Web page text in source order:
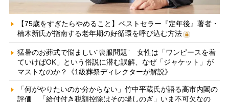
【75歳をすぎたらやめること】ベストセラー『定年後』著者・
楠木新氏が指南する老年期の好循環を呼び込む方法
猛暑のお葬式で悩ましい“喪服問題” 女性は「ワンピースを着
ていけばOK」という俗説に潜む誤解、なぜ「ジャケット」が
マストなのか？《1級葬祭ディレクターが解説》
「何がやりたいのか分からない」竹中平蔵氏が語る高市内閣の
評価 「給付付き税額控除はその場しのぎ」いま不可欠なの